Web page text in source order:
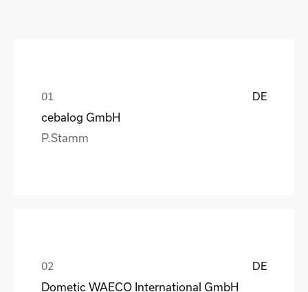
DE
cebalog GmbH
P.Stamm
DE
Dometic WAECO International GmbH